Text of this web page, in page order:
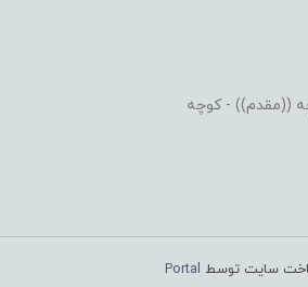
((مقدم)) - کوچه
سایت توسط Portal